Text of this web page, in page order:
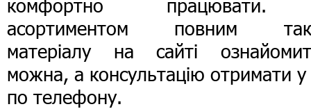
комфортно
асортиментом повним
матеріалу на сайті
можна, а консультацію отримати у
по телефону.